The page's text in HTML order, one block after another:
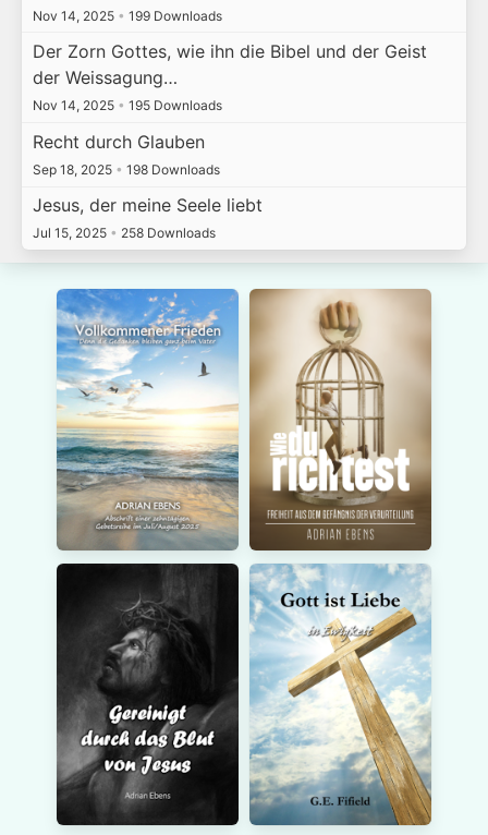
Nov 14, 2025 • 199 Downloads
Der Zorn Gottes, wie ihn die Bibel und der Geist
der Weissagung…
Nov 14, 2025 • 195 Downloads
Recht durch Glauben
Sep 18, 2025 • 198 Downloads
Jesus, der meine Seele liebt
Jul 15, 2025 • 258 Downloads